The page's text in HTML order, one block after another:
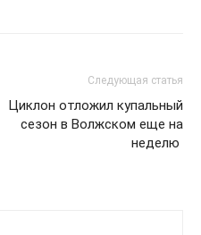
Следующая статья
Циклон отложил купальный
сезон в Волжском еще на
неделю